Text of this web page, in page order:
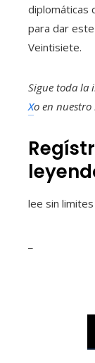
diplomáticas
para dar
Veintisiete.
Sigue toda la
Xo en nuestro
lee sin limites